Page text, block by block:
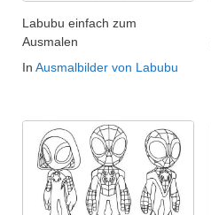
Labubu einfach zum
Ausmalen
In Ausmalbilder von Labubu